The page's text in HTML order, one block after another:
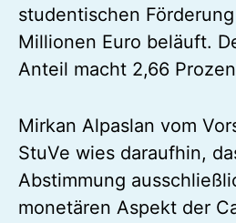
studentischen Förderung
Millionen Euro beläuft.
Anteil macht 2,66
Mirkan Alpaslan vom
StuVe wies daraufhin,
Abstimmung
monetären Aspekt der